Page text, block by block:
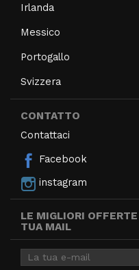
Irlanda
Messico
Portogallo
Svizzera
CONTATTO
Contattaci
Facebook
instagram
LE MIGLIORI
TUA MAIL